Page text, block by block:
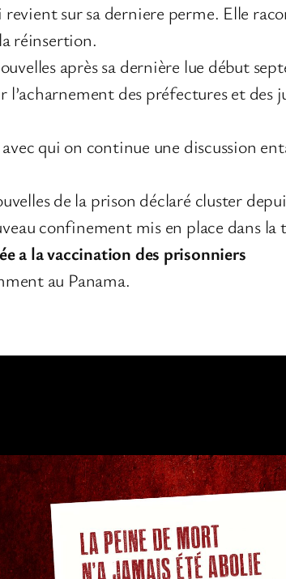
revient sur sa derniere perme. Elle
réinsertion.
après sa dernière lue début
des préfectures et des
avec qui on continue une discussion
de la prison déclaré cluster
confinement mis en place dans la
a la vaccination des prisonniers
au Panama.